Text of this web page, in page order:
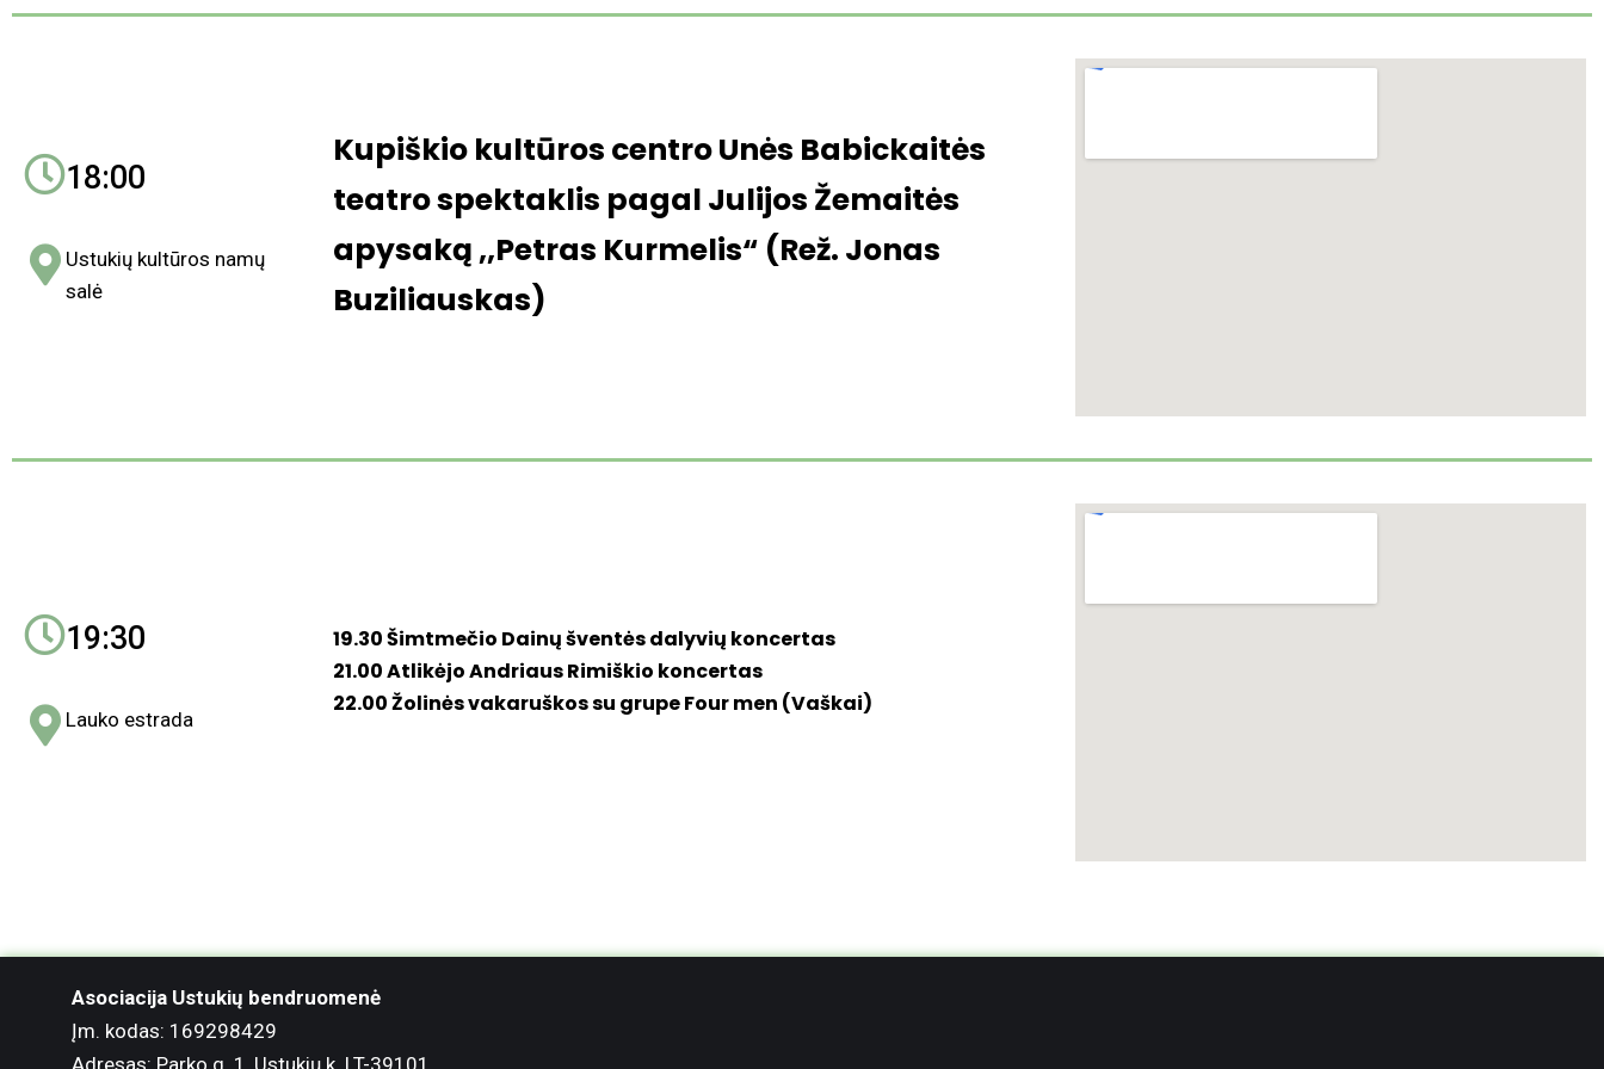
18:00
Ustukių kultūros namų
salė
Kupiškio kultūros centro Unės Babickaitės
teatro spektaklis pagal Julijos Žemaitės
apysaką ,,Petras Kurmelis“ (Rež. Jonas
Buziliauskas)
19:30
Lauko estrada
19.30 Šimtmečio Dainų šventės dalyvių koncertas
21.00 Atlikėjo Andriaus Rimiškio koncertas
22.00 Žolinės vakaruškos su grupe Four men (Vaškai)
Asociacija Ustukių bendruomenė
Įm. kodas: 169298429
Adresas: Parko g. 1, Ustukių k. LT-39101